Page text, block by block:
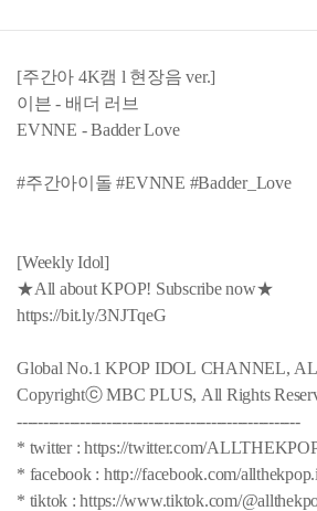
[주간아 4K캠 l 현장음 ver.]
이븐 - 배더 러브
EVNNE - Badder Love
#주간아이돌 #EVNNE #Badder_Love
[Weekly Idol]
★All about KPOP! Subscribe now★
https://bit.ly/3NJTqeG
Global No.1 KPOP IDOL CHANNEL,
Copyrightⓒ MBC PLUS, All Rights
------------------------------------------------------
* twitter : https://twitter.com/
* facebook : http://facebook.com/
* tiktok : https://www.tiktok.com/